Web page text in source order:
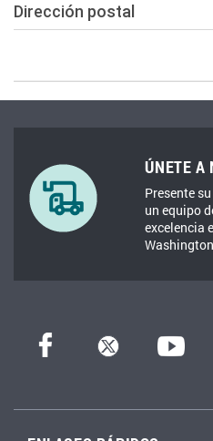
Dirección postal
ÚNETE A
Presente
un equipo
excelencia